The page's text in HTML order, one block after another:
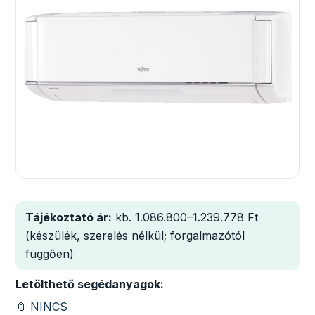
Tájékoztató ár: kb. 1.086.800–1.239.778 Ft
(készülék, szerelés nélkül; forgalmazótól
függően)
Letölthető segédanyagok:
📎 NINCS